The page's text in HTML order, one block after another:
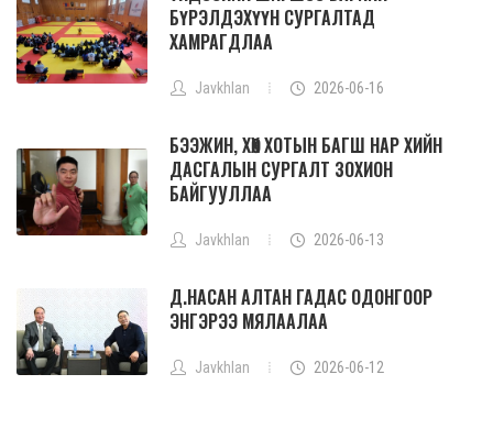
БҮРЭЛДЭХҮҮН СУРГАЛТАД
ХАМРАГДЛАА
Javkhlan 2026-06-16
БЭЭЖИН, ХӨХ ХОТЫН БАГШ НАР ХИЙН
ДАСГАЛЫН СУРГАЛТ ЗОХИОН
БАЙГУУЛЛАА
Javkhlan 2026-06-13
Д.НАСАН АЛТАН ГАДАС ОДОНГООР
ЭНГЭРЭЭ МЯЛААЛАА
Javkhlan 2026-06-12